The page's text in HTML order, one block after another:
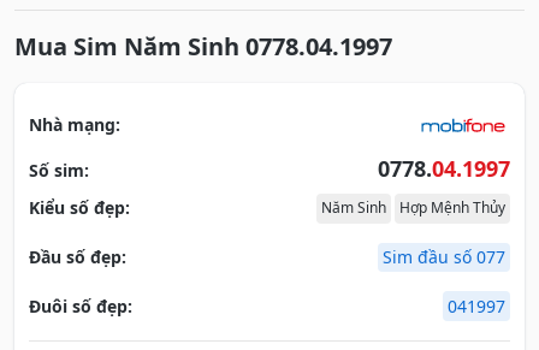
Mua Sim Năm Sinh 0778.04.1997
Nhà mạng:
Số sim:
0778.04.1997
Kiểu số đẹp: Năm Sinh Hợp Mệnh Thủy
Đầu số đẹp: Sim đầu số 077
Đuôi số đẹp: 041997